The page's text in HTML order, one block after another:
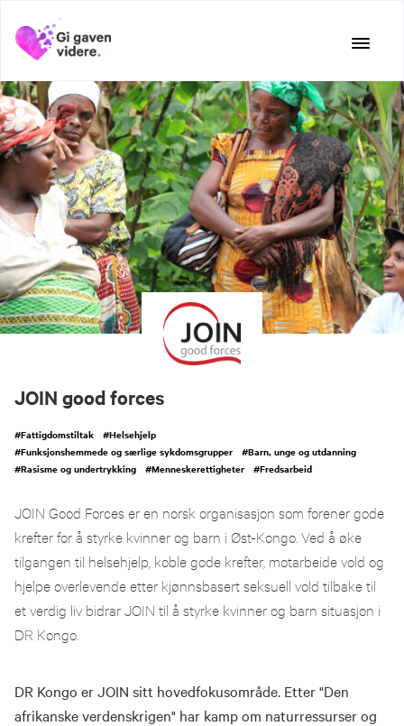
#Fattigdomstiltak #Helsehjelp
#Funksjonshemmede og særlige sykdomsgrupper #Barn, unge og utdanning
#Rasisme og undertrykking #Menneskerettigheter #Fredsarbeid
JOIN good forces
JOIN Good Forces er en norsk organisasjon som forener gode
krefter for å styrke kvinner og barn i Øst-Kongo. Ved å øke
tilgangen til helsehjelp, koble gode krefter, motarbeide vold og
hjelpe overlevende etter kjønnsbasert seksuell vold tilbake til
et verdig liv bidrar JOIN til å styrke kvinner og barn situasjon i
DR Kongo.
DR Kongo er JOIN sitt hovedfokusområde. Etter "Den
afrikanske verdenskrigen" har kamp om naturressurser og